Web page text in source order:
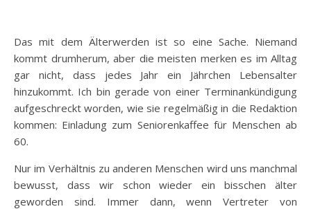
Das mit dem Älterwerden ist so eine Sache. Niemand
kommt drumherum, aber die meisten merken es im Alltag
gar nicht, dass jedes Jahr ein Jährchen Lebensalter
hinzukommt. Ich bin gerade von einer Terminankündigung
aufgeschreckt worden, wie sie regelmäßig in die Redaktion
kommen: Einladung zum Seniorenkaffee für Menschen ab
60.
Nur im Verhältnis zu anderen Menschen wird uns manchmal
bewusst, dass wir schon wieder ein bisschen älter
geworden sind. Immer dann, wenn Vertreter von